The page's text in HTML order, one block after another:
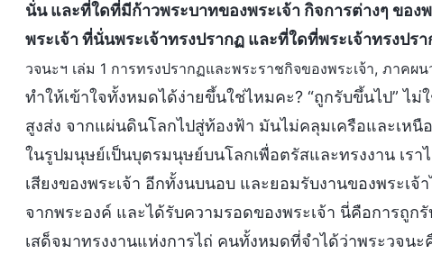
นั่น และที่ใดที่มีก้าวพระบาทของพระเจ้า กิจการต่างๆ ขอ
พระเจ้า ที่นั่นพระเจ้าทรงปรากฏ และที่ใดที่พระเจ้าทรงป
วจนะฯ เล่ม 1 การทรงปรากฏและพระราชกิจของพระเจ้า, ภาคผ
ทำให้เข้าใจทั้งหมดได้ง่ายขึ้นใช่ไหมคะ? “ถูกรับขึ้นไป” ไ
สูงส่ง จากแผ่นดินโลกไปสู่ท้องฟ้า มันไม่คลุมเครือและเหนื
ในรูปมนุษย์เป็นบุตรมนุษย์บนโลกเพื่อตรัสและทรงงาน เร
เสียงของพระเจ้า อีกทั้งนบนอบ และยอมรับงานของพระเจ้
จากพระองค์ และได้รับความรอดของพระเจ้า นี่คือการถูก
เสด็จมาทรงงานแห่งการไถ่ คนทั้งหมดที่จำได้ว่าพระวจน